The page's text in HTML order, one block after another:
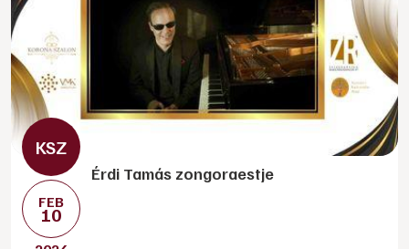
FEB
10
Érdi Tamás zongoraestje